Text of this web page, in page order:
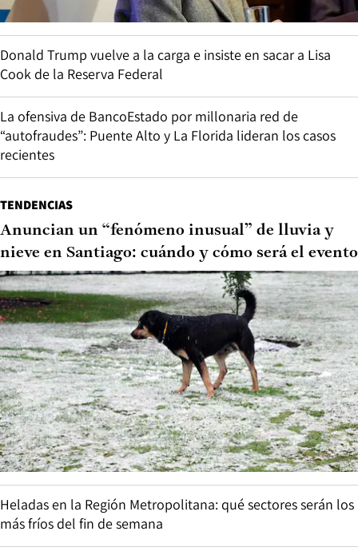
Donald Trump vuelve a la carga e insiste en sacar a Lisa
Cook de la Reserva Federal
La ofensiva de BancoEstado por millonaria red de
“autofraudes”: Puente Alto y La Florida lideran los casos
recientes
TENDENCIAS
Anuncian un “fenómeno inusual” de lluvia y
nieve en Santiago: cuándo y cómo será el evento
Heladas en la Región Metropolitana: qué sectores serán los
más fríos del fin de semana